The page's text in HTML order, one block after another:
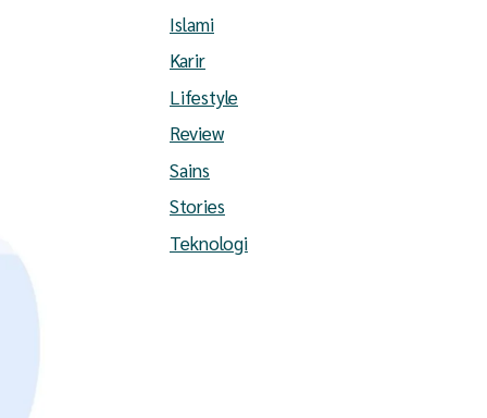
Islami
Karir
Lifestyle
Review
Sains
Stories
Teknologi